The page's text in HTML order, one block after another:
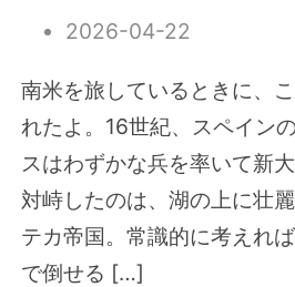
2026-04-22
南米を旅しているときに、
れたよ。16世紀、スペイン
スはわずかな兵を率いて新
対峙したのは、湖の上に壮
テカ帝国。常識的に考えれ
で倒せる […]